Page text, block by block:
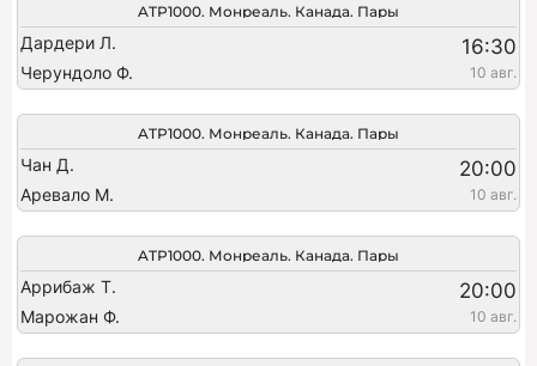
ATP1000. Монреаль. Канада. Пары
Дардери Л. 16:30
Черундоло Ф. 10 авг.
ATP1000. Монреаль. Канада. Пары
Чан Д. 20:00
Аревало М. 10 авг.
ATP1000. Монреаль. Канада. Пары
Аррибаж Т. 20:00
Марожан Ф. 10 авг.